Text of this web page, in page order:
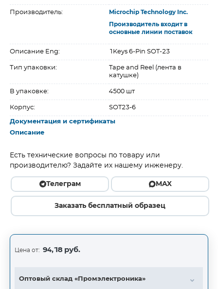
Производитель: Microchip Technology Inc.
Производитель входит в
основные линии поставок
Описание Eng: 1Keys 6-Pin SOT-23
Тип упаковки:
Tape and Reel (лента в
катушке)
В упаковке: 4500 шт
Корпус: SOT23-6
Документация и сертификаты
Описание
Есть технические вопросы по товару или
производителю? Задайте их нашему инженеру.
Телеграм MAX
Заказать бесплатный образец
Цена от: 94,18 руб.
Оптовый склад «Промэлектроника»